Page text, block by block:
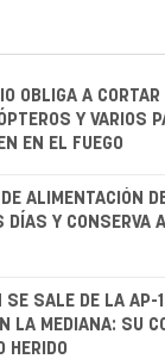
OBLIGA A
Y VARIOS
EN EL FUEGO
ALIMENTACIÓN
DÍAS Y CONSERVA
SE SALE DE LA AP-
LA MEDIANA: SU
HERIDO